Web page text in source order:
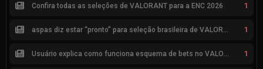
Confira todas as seleções de VALORANT para a ENC 2026 1
1
1